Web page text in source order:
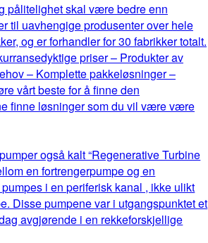
pålitelighet skal være bedre enn
til uavhengige produsenter over hele
og er forhandler for 30 fabrikker totalt.
priser – Produkter av
– Komplette pakkeløsninger –
vårt beste for å finne den
finne løsninger som du vil være være
også kalt “Regenerative Turbine
en fortrengerpumpe og en
i en periferisk kanal , ikke ulikt
Disse pumpene var i utgangspunktet et
avgjørende i en rekkeforskjellige